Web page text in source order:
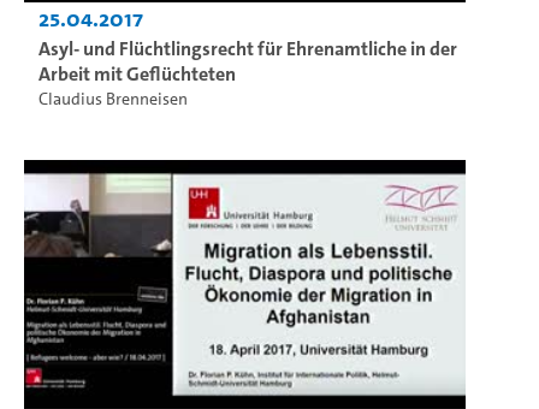
25.04.2017
Asyl- und Flüchtlingsrecht für Ehrenamtliche in der
Arbeit mit Geflüchteten
Claudius Brenneisen